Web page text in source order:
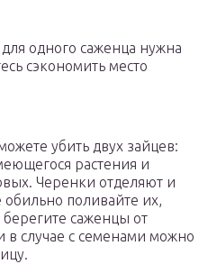
одного саженца нужна
сэкономить место
убить двух зайцев:
растения и
Черенки отделяют и
обильно поливайте их,
саженцы от
в случае с семенами можно